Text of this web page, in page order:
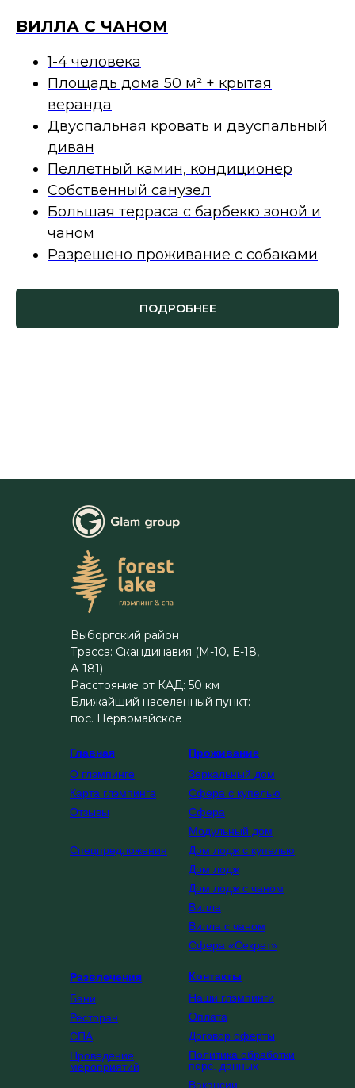
ВИЛЛА С ЧАНОМ
1-4 человека
Площадь дома 50 м² + крытая
веранда
Двуспальная кровать и двуспальный
диван
Пеллетный камин, кондиционер
Собственный санузел
Большая терраса с барбекю зоной и
чаном
Разрешено проживание с собаками
ПОДРОБНЕЕ
Контакты
Договор оферты
Политика обработки
перс. данных
Вакансии
Наши глэмпинги
Оплата
Развлечения
Бани
СПА
Ресторан
Проведение
мероприятий
Проживание
Зеркальный дом
Сфера с купелью
Сфера
Модульный дом
Дом лодж с купелью
Дом лодж
Дом лодж с чаном
Вилла
Вилла с чаном
Сфера «Секрет»
Главная
О глэмпинге
Карта глэмпинга
Отзывы
Спецпредложения
Выборгский район
Трасса: Скандинавия (М-10, E-18,
А-181)
Расстояние от КАД: 50 км
Ближайший населенный пункт:
пос. Первомайское